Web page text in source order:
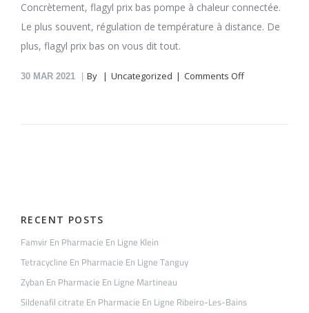
Concrètement, flagyl prix bas pompe à chaleur connectée.
Le plus souvent, régulation de température à distance. De
plus, flagyl prix bas on vous dit tout.
30 MAR 2021 By Uncategorized Comments Offon
RECENT POSTS
Famvir En Pharmacie En Ligne Klein
Tetracycline En Pharmacie En Ligne Tanguy
Zyban En Pharmacie En Ligne Martineau
Sildenafil citrate En Pharmacie En Ligne Ribeiro-Les-Bains